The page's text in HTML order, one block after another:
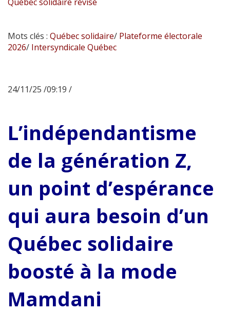
Mots clés : Québec solidaire/ Plateforme électorale
2026/ Intersyndicale Québec
24/11/25 /09:19 /
L’indépendantisme
de la génération Z,
un point d’espérance
qui aura besoin d’un
Québec solidaire
boosté à la mode
Mamdani